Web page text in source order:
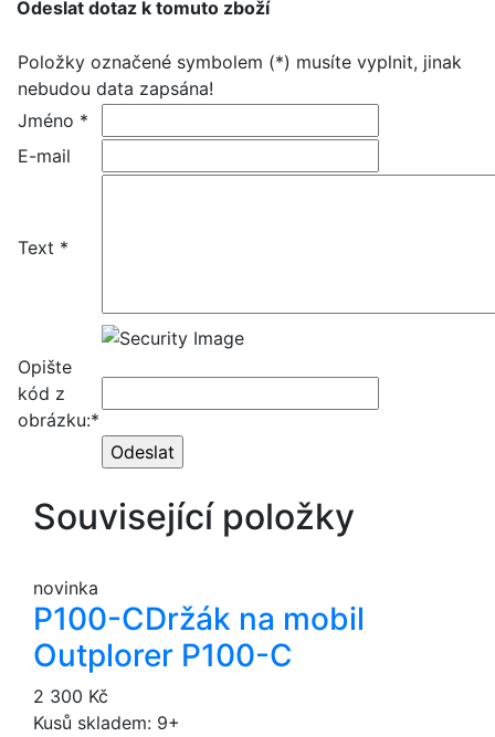
Odeslat dotaz k tomuto zboží
Položky označené symbolem (*) musíte vyplnit, jinak
nebudou data zapsána!
Jméno *
E-mail
Text *
Opište
kód z
obrázku:*
Související položky
novinka
P100-CDržák na mobil
Outplorer P100-C
2 300 Kč
Kusů skladem: 9+